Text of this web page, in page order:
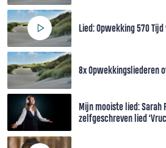
Lied: Opwekking 570
8x Opwekkingsliederen
Mijn mooiste lied: Sarah
zelfgeschreven lied